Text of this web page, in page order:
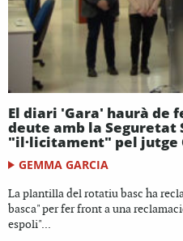
El diari 'Gara' haurà de
deute amb la Seguretat
"il·licitament" pel jutge
GEMMA GARCIA
La plantilla del rotatiu basc ha
basca" per fer front a una
espoli"...